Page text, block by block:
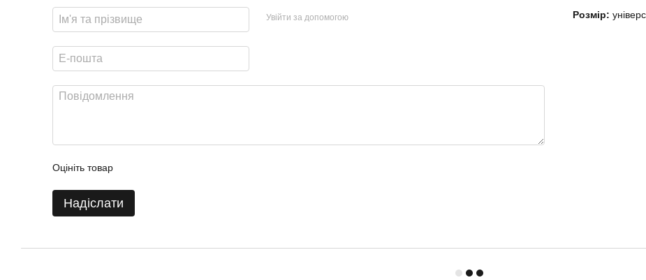
Увійти за допомогою
Оцініть товар
Надіслати
Розмір: